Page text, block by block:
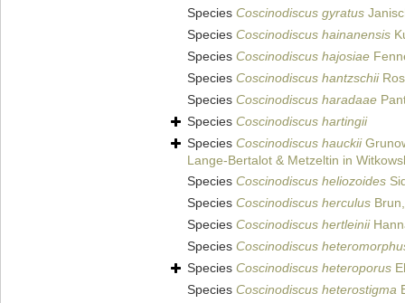
Species Coscinodiscus gyratus
Species Coscinodiscus hainanensis
Species Coscinodiscus hajosiae
Species Coscinodiscus hantzschii
Species Coscinodiscus haradaae
Species Coscinodiscus hartingii
Species Coscinodiscus hauckii
Lange-Bertalot & Metzeltin in
Species Coscinodiscus heliozoides
Species Coscinodiscus herculus
Species Coscinodiscus hertleinii
Species Coscinodiscus
Species Coscinodiscus heteroporus
Species Coscinodiscus heterostigma